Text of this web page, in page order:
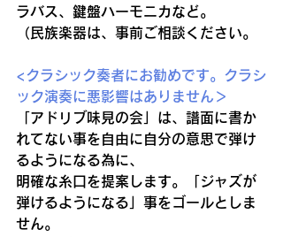
ラバス、鍵盤ハーモニカなど。
（民族楽器は、事前ご相談ください。
<クラシック奏者にお勧めです。クラシ
ック演奏に悪影響はありません＞
「アドリブ味見の会」は、譜面に書か
れてない事を自由に自分の意思で弾け
るようになる為に、
明確な糸口を提案します。「ジャズが
弾けるようになる」事をゴールとしま
せん。